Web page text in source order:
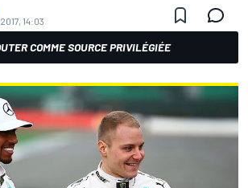
14:03
COMME SOURCE PRIVILÉGIÉE